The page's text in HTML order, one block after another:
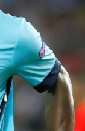
amaçlarıyla
panel
detaylı bilgi
uyarınca